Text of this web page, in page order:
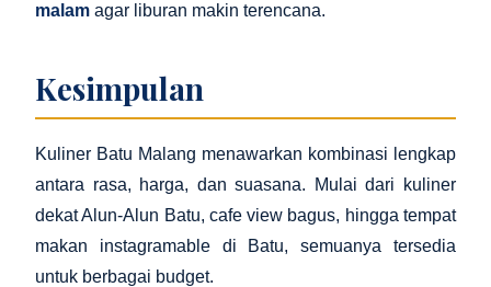
malam agar liburan makin terencana.
Kesimpulan
Kuliner Batu Malang menawarkan kombinasi lengkap
antara rasa, harga, dan suasana. Mulai dari kuliner
dekat Alun-Alun Batu, cafe view bagus, hingga tempat
makan instagramable di Batu, semuanya tersedia
untuk berbagai budget.